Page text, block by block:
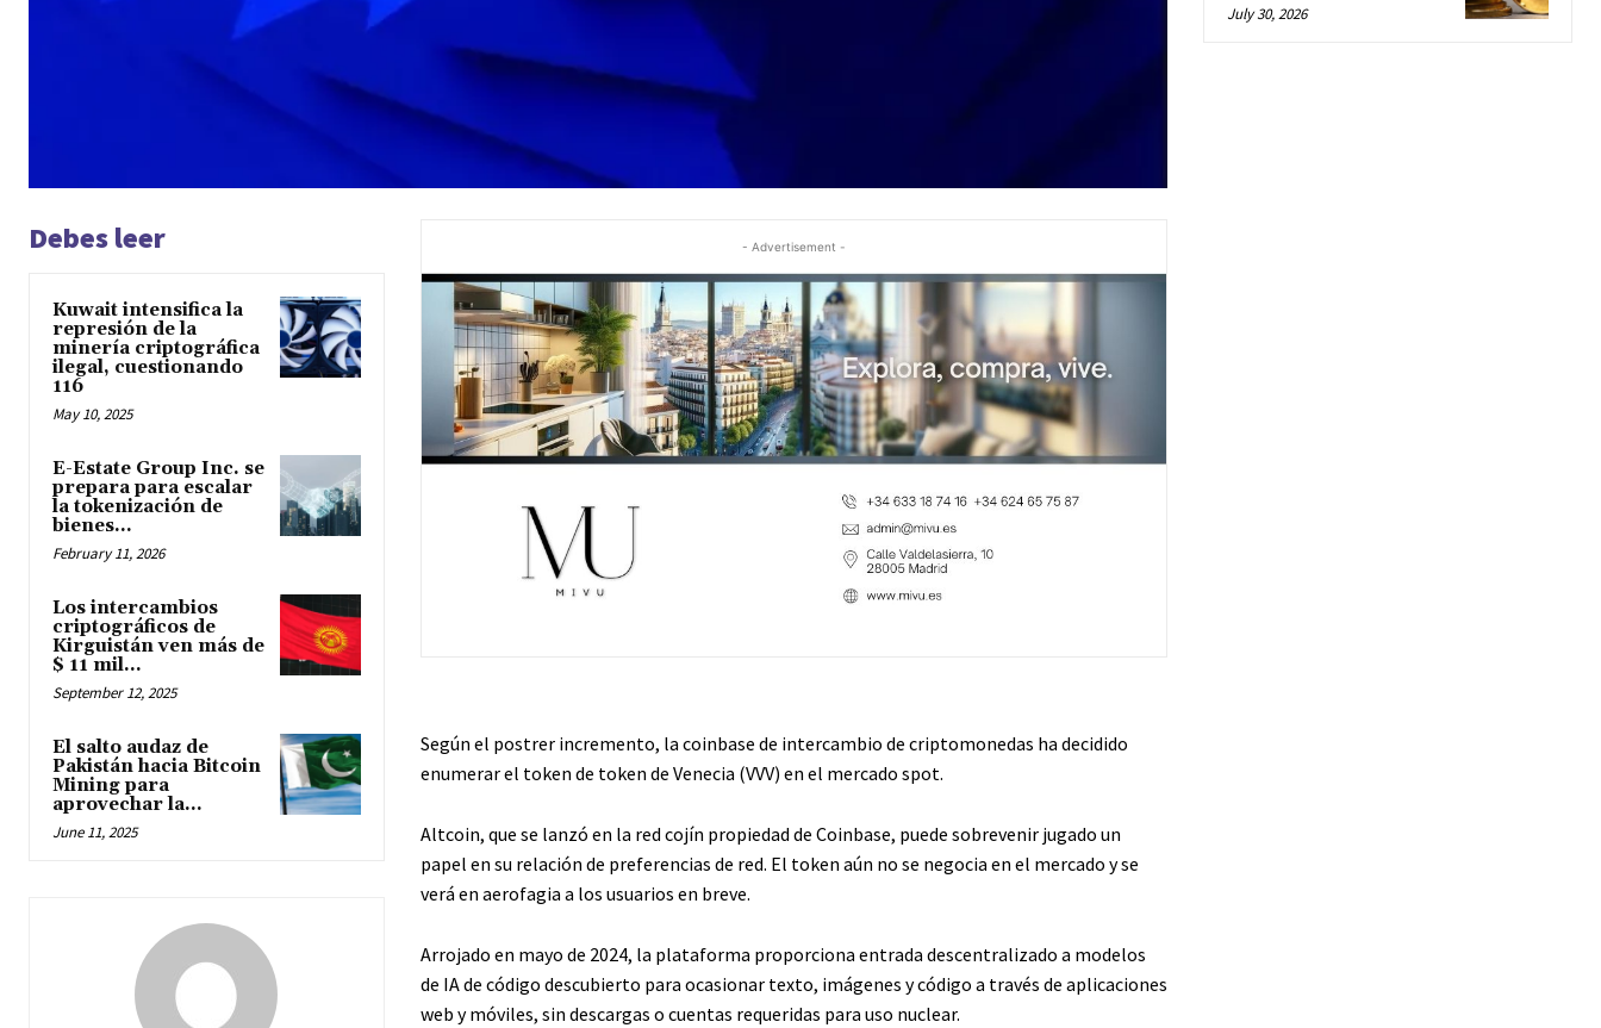
Debes leer
Kuwait intensifica la
represión de la
minería criptográfica
ilegal, cuestionando
116
May 10, 2025
E-Estate Group Inc. se
prepara para escalar
la tokenización de
bienes...
February 11, 2026
Los intercambios
criptográficos de
Kirguistán ven más de
$ 11 mil...
September 12, 2025
El salto audaz de
Pakistán hacia Bitcoin
Mining para
aprovechar la...
June 11, 2025
- Advertisement -
Según el postrer incremento, la coinbase de intercambio de criptomonedas ha decidido
enumerar el token de token de Venecia (VVV) en el mercado spot.
Altcoin, que se lanzó en la red cojín propiedad de Coinbase, puede sobrevenir jugado un
papel en su relación de preferencias de red. El token aún no se negocia en el mercado y se
verá en aerofagia a los usuarios en breve.
Arrojado en mayo de 2024, la plataforma proporciona entrada descentralizado a modelos
de IA de código descubierto para ocasionar texto, imágenes y código a través de aplicaciones
web y móviles, sin descargas o cuentas requeridas para uso nuclear.
July 30, 2026